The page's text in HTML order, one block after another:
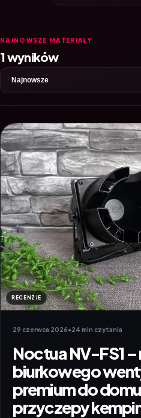
NAJNOWSZE MATERIAŁY
1 wyników
RECENZJE
29 czerwca 2026•24 min czytania
Noctua NV-FS1 –
biurkowego
premium do
przyczepy